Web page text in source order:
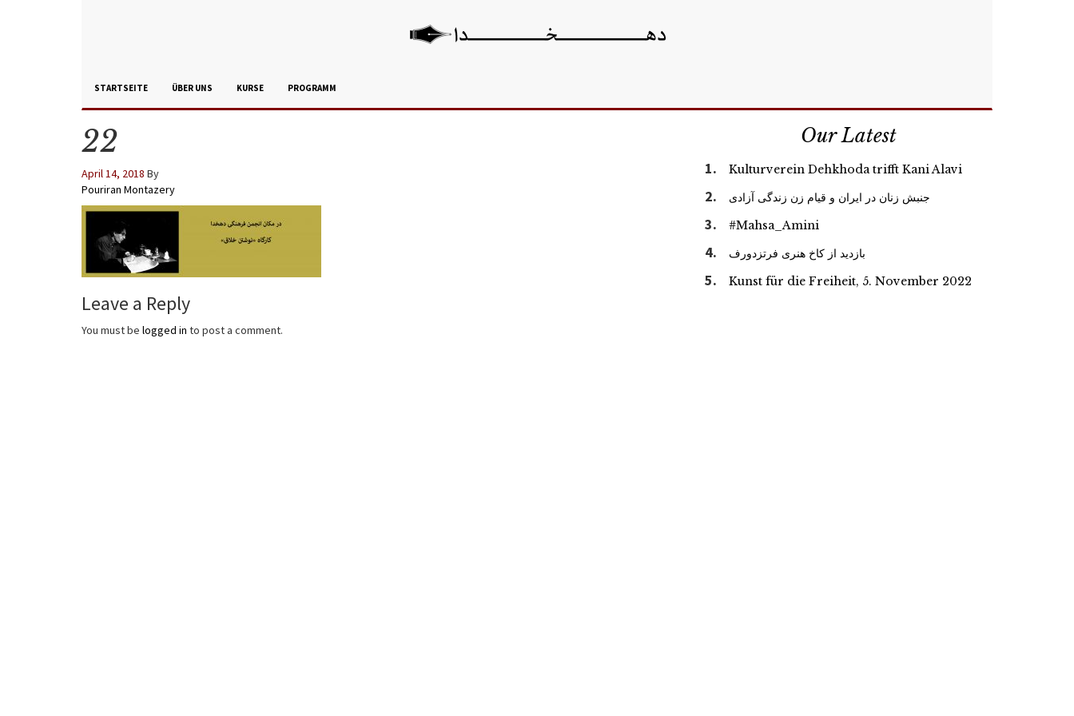
STARTSEITE ÜBER UNS KURSE PROGRAMM
22
April 14, 2018 By
Pouriran Montazery
Leave a Reply
You must be logged in to post a comment.
Our Latest
Kulturverein Dehkhoda trifft Kani Alavi
جنبش زنان در ایران و قیام زن زندگی آزادی
#Mahsa_Amini
بازدید از کاخ هنری فرتزدورف
Kunst für die Freiheit, 5. November 2022